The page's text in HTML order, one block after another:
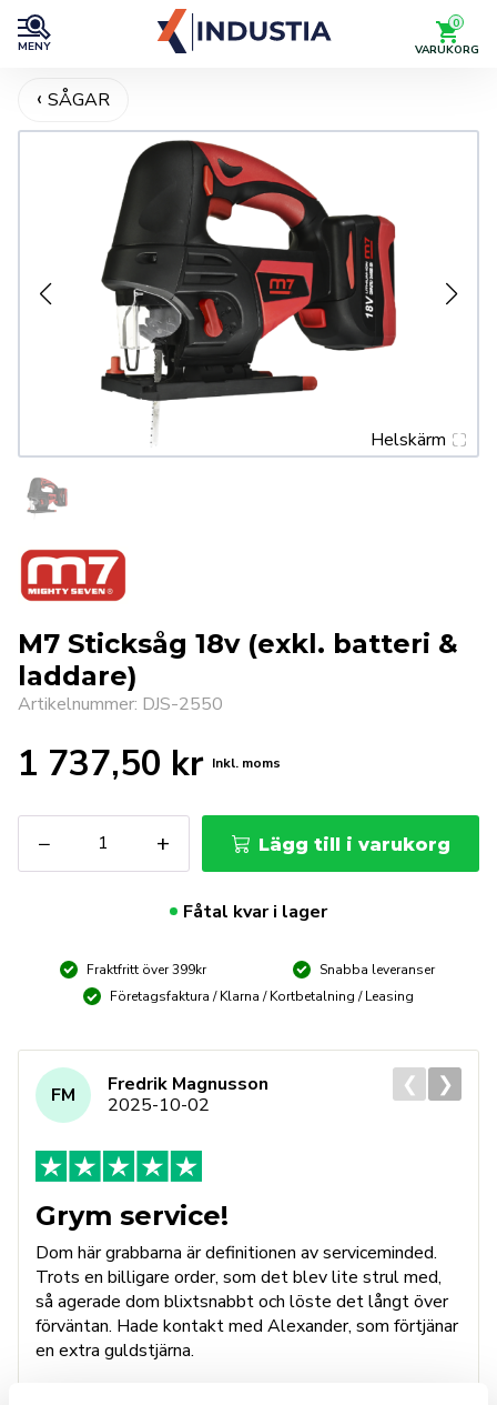
MENY
0
VARUKORG
SÅGAR
Helskärm
M7 Sticksåg 18v (exkl. batteri &
laddare)
Artikelnummer: DJS-2550
1 737,50 kr Inkl. moms
−
Sticksåg
18v
laddare)
+ Lägg till i varukorg
Fåtal kvar i lager
Fraktfritt över 399kr
Snabba leveranser
Företagsfaktura / Klarna / Kortbetalning / Leasing
FM
Fredrik Magnusson
2025-10-02
Grym service!
Dom här grabbarna är definitionen av serviceminded.
Trots en billigare order, som det blev lite strul med,
så agerade dom blixtsnabbt och löste det långt över
förväntan. Hade kontakt med Alexander, som förtjänar
en extra guldstjärna.
❮ ❯